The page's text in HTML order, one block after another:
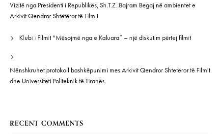
Vizitë nga Presidenti i Republikës, Sh.T.Z. Bajram Begaj në ambientet e
Arkivit Qendror Shtetëror të Filmit
Klubi i Filmit “Mësojmë nga e Kaluara” – një diskutim përtej filmit
Nënshkruhet protokoll bashkëpunimi mes Arkivit Qendror Shtetëror të Filmit
dhe Universiteti Politeknik të Tiranës.
RECENT COMMENTS